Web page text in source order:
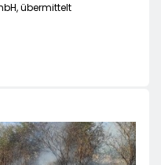
übermittelt